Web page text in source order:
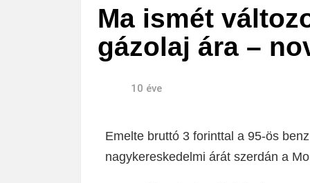
Ma ismét
gázolaj ára –
10 éve
Emelte bruttó 3 forinttal a 95-ös
nagykereskedelmi árát szerdán a